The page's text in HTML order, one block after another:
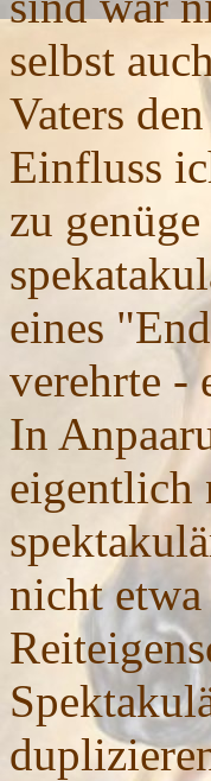
selbst
Vaters
Einfluss
zu
eines
verehrte -
In
eigentlich
nicht